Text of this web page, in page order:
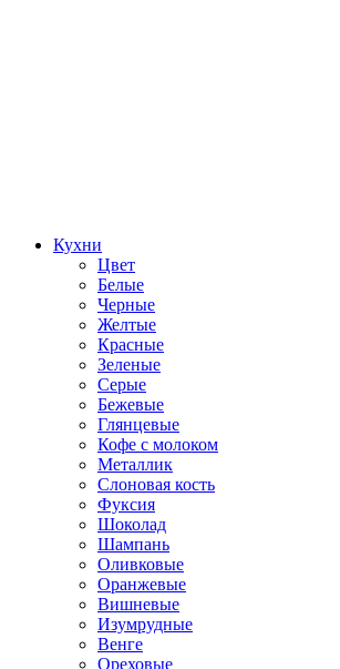
Кухни
Цвет
Белые
Черные
Желтые
Красные
Зеленые
Серые
Бежевые
Глянцевые
Кофе с молоком
Металлик
Слоновая кость
Фуксия
Шоколад
Шампань
Оливковые
Оранжевые
Вишневые
Изумрудные
Венге
Ореховые